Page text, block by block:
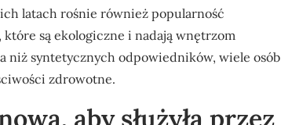
latach rośnie również popularność
są ekologiczne i nadają wnętrzom
niż syntetycznych odpowiedników, wiele osób
zdrowotne.
aby służyła przez